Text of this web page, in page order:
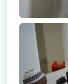
Operasi